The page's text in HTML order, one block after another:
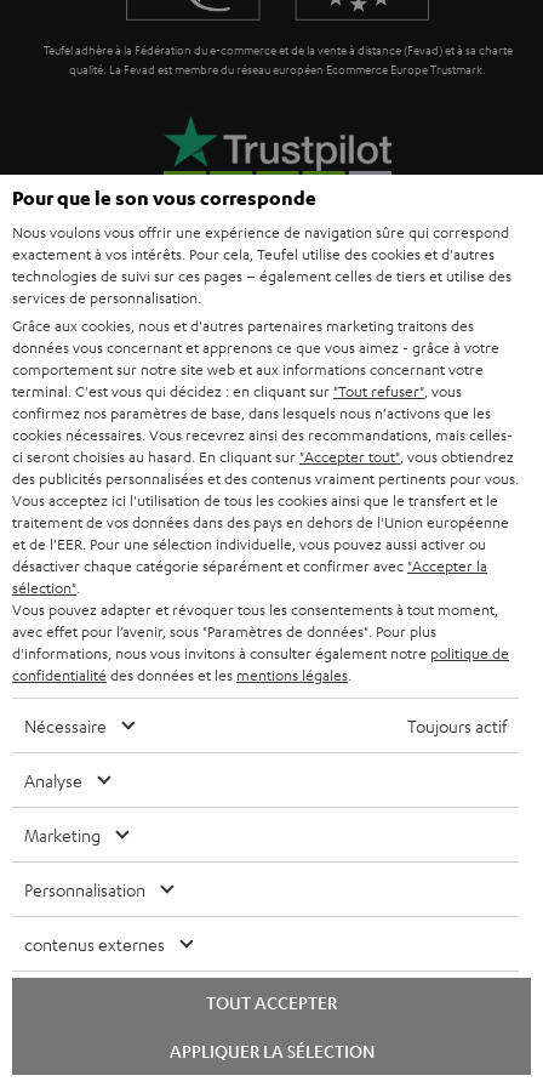
e
Teufel adhère à la Fédération du e-commerce et de la vente à distance (Fevad) et à sa charte
qualité. La Fevad est membre du réseau européen Ecommerce Europe Trustmark.
Le Blog Teufel
Technologies audio, modes, conseils & astuces
Teufel Support
Questions fréquemment posées
CONTACT
RETOURS
TRACKING
Localisateur de magasins
Découvrez nos produits de près et venez au magasin pour
des conseils personnalisés.
JUSQU'À -
45 €
n
r
Choisissez votre bon d'achat !
chat
Pour que le son vous corresponde
Nous voulons vous offrir une expérience de navigation sûre qui correspond
exactement à vos intérêts. Pour cela, Teufel utilise des cookies et d'autres
technologies de suivi sur ces pages – également celles de tiers et utilise des
services de personnalisation.
Grâce aux cookies, nous et d'autres partenaires marketing traitons des
données vous concernant et apprenons ce que vous aimez - grâce à votre
comportement sur notre site web et aux informations concernant votre
terminal. C'est vous qui décidez : en cliquant sur "Tout refuser" , vous
confirmez nos paramètres de base, dans lesquels nous n'activons que les
cookies nécessaires. Vous recevrez ainsi des recommandations, mais celles-
ci seront choisies au hasard. En cliquant sur "Accepter tout" , vous obtiendrez
des publicités personnalisées et des contenus vraiment pertinents pour vous.
Vous acceptez ici l'utilisation de tous les cookies ainsi que le transfert et le
traitement de vos données dans des pays en dehors de l'Union européenne
et de l'EER. Pour une sélection individuelle, vous pouvez aussi activer ou
désactiver chaque catégorie séparément et confirmer avec "Accepter la
sélection"
Vous pouvez adapter et révoquer tous les consentements à tout moment,
avec effet pour l’avenir, sous "Paramètres de données". Pour plus
d'informations, nous vous invitons à consulter également notre politique de
confidentialité des données et les mentions légales
Nécessaire Toujours actif
Analyse
Marketing
Personnalisation
contenus externes
TOUT ACCEPTER
APPLIQUER LA SÉLECTION